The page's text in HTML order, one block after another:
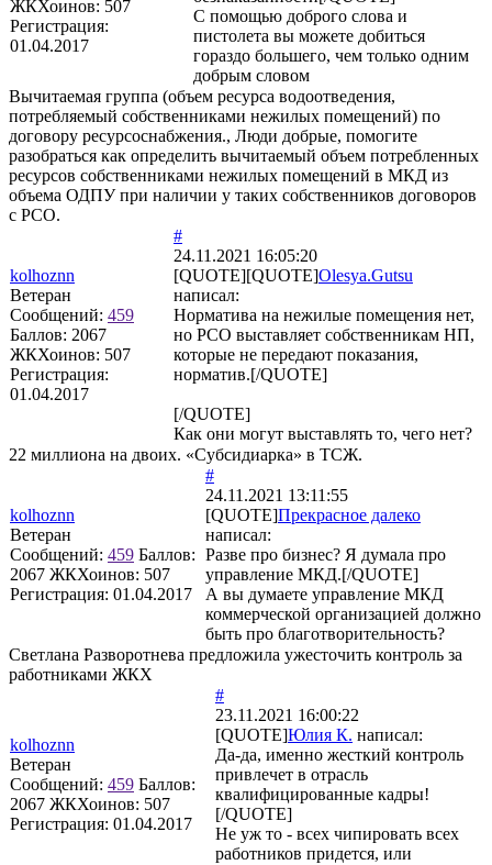
ЖКХоинов: 507
Регистрация:
01.04.2017
С помощью доброго слова и
пистолета вы можете добиться
гораздо большего, чем только одним
добрым словом
Вычитаемая группа (объем ресурса водоотведения,
потребляемый собственниками нежилых помещений) по
договору ресурсоснабжения., Люди добрые, помогите
разобраться как определить вычитаемый объем потребленных
ресурсов собственниками нежилых помещений в МКД из
объема ОДПУ при наличии у таких собственников договоров
с РСО.
kolhoznn
Ветеран
Сообщений: 459
Баллов: 2067
ЖКХоинов: 507
Регистрация:
01.04.2017
#
24.11.2021 16:05:20
[QUOTE][QUOTE]Olesya.Gutsu
написал:
Норматива на нежилые помещения нет,
но РСО выставляет собственникам НП,
которые не передают показания,
норматив.[/QUOTE]
[/QUOTE]
Как они могут выставлять то, чего нет?
22 миллиона на двоих. «Субсидиарка» в ТСЖ.
kolhoznn
Ветеран
Сообщений: 459 Баллов:
2067 ЖКХоинов: 507
Регистрация: 01.04.2017
#
24.11.2021 13:11:55
[QUOTE]Прекрасное далеко
написал:
Разве про бизнес? Я думала про
управление МКД.[/QUOTE]
А вы думаете управление МКД
коммерческой организацией должно
быть про благотворительность?
Светлана Разворотнева предложила ужесточить контроль за
работниками ЖКХ
kolhoznn
Ветеран
Сообщений: 459 Баллов:
2067 ЖКХоинов: 507
Регистрация: 01.04.2017
#
23.11.2021 16:00:22
[QUOTE]Юлия К. написал:
Да-да, именно жесткий контроль
привлечет в отрасль
квалифицированные кадры!
[/QUOTE]
Не уж то - всех чипировать всех
работников придется, или